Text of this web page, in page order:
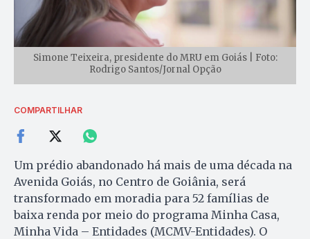
Simone Teixeira, presidente do MRU em Goiás | Foto:
Rodrigo Santos/Jornal Opção
COMPARTILHAR
Um prédio abandonado há mais de uma década na
Avenida Goiás, no Centro de Goiânia, será
transformado em moradia para 52 famílias de
baixa renda por meio do programa Minha Casa,
Minha Vida – Entidades (MCMV-Entidades). O